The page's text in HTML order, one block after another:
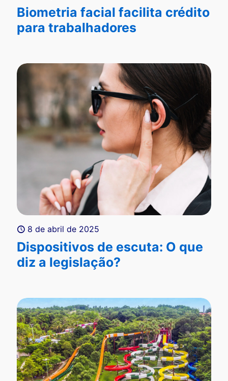
Biometria facial facilita crédito
para trabalhadores
8 de abril de 2025
Dispositivos de escuta: O que
diz a legislação?